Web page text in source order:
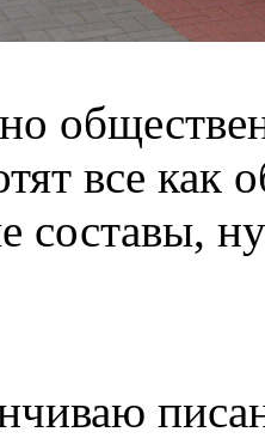
все
составы,